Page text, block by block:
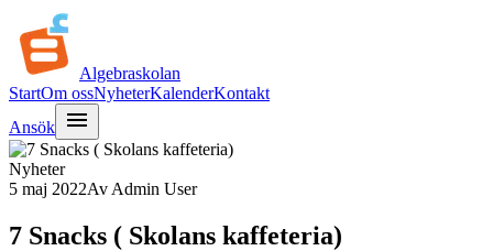
Algebraskolan
StartOm ossNyheterKalenderKontakt
Ansök
menu
Nyheter
5 maj 2022Av Admin User
7 Snacks ( Skolans kaffeteria)